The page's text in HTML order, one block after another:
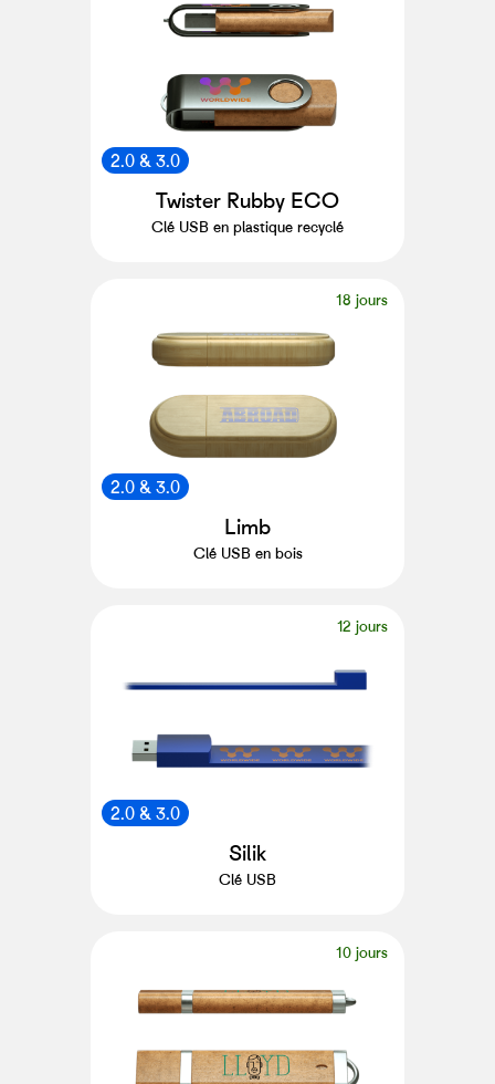
2.0 & 3.0
Twister Rubby ECO
Clé USB en plastique recyclé
18 jours
2.0 & 3.0
Limb
Clé USB en bois
12 jours
2.0 & 3.0
Silik
Clé USB
10 jours